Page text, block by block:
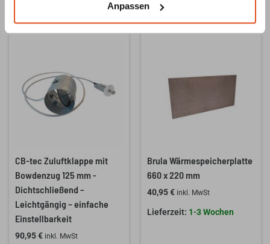
Anpassen
Ähnliche Produkte
CB-tec Zuluftklappe mit
Bowdenzug 125 mm -
Dichtschließend –
Leichtgängig – einfache
Einstellbarkeit
90,95€ inkl. MwSt
Brula Wärmespeicherplatte
660 x 220 mm
40,95€ inkl. MwSt
1-3 Wochen